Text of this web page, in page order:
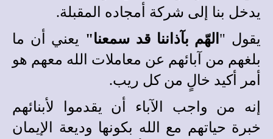
يدخل بنا إلى شركة أمجاده المقبلة.
يقول " الهّم بآذاننا قد سمعنا" يعني أن ما
بلغهم من آبائهم عن معاملات الله معهم هو
أمر أكيد خالٍ من كل ريب.
إنه من واجب الآباء أن يقدموا لأبنائهم
خبرة حياتهم مع الله بكونها وديعة الإيمان